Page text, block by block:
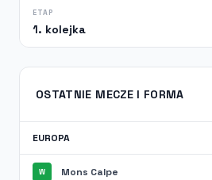
ETAP
1. kolejka
OSTATNIE MECZE I FORMA
EUROPA
W Mons Calpe